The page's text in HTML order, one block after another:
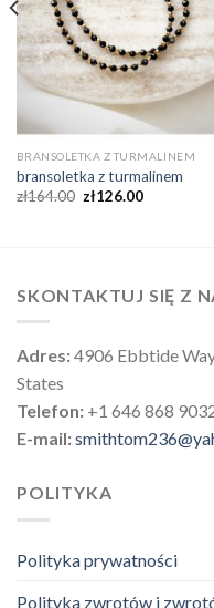
BRANSOLETKA Z TURMALINEM
bransoletka z turmalinem
zł164.00 zł126.00
SKONTAKTUJ SIĘ Z
Adres:4906 Ebbtide
States
Telefon: +1 646 868
E-mail:
POLITYKA
Polityka prywatności
Polityka zwrotów i